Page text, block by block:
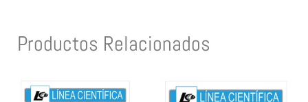
Productos Relacionados